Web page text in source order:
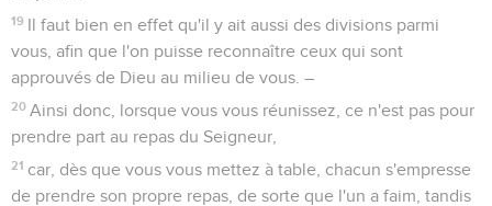
19 Il faut bien en effet qu'il y ait aussi des divisions parmi
vous, afin que l'on puisse reconnaître ceux qui sont
approuvés de Dieu au milieu de vous. –
20 Ainsi donc, lorsque vous vous réunissez, ce n'est pas pour
prendre part au repas du Seigneur,
21 car, dès que vous vous mettez à table, chacun s'empresse
de prendre son propre repas, de sorte que l'un a faim, tandis